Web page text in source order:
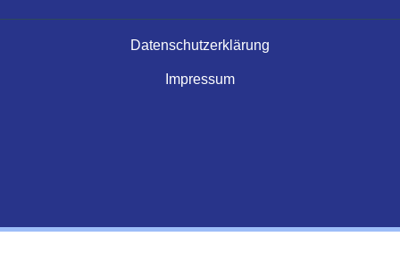
Datenschutzerklärung
Impressum